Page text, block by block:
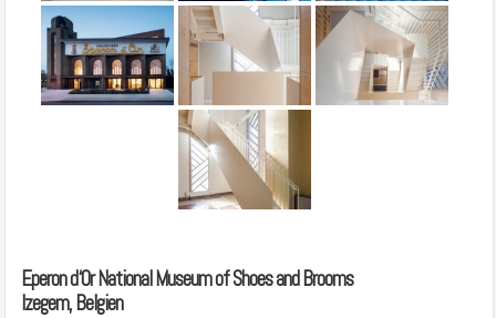
Eperon d‘Or National Museum of Shoes and Brooms
Izegem, Belgien